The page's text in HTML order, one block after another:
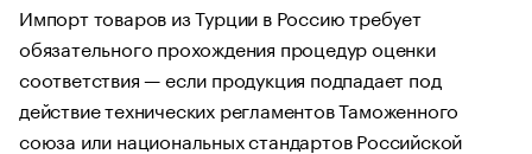
Импорт товаров из Турции в Россию требует
обязательного прохождения процедур оценки
соответствия — если продукция подпадает под
действие технических регламентов Таможенного
союза или национальных стандартов Российской